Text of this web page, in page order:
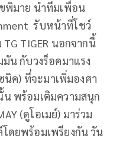
พิมาย นำทีมเพื่อน
รับหน้าที่โชว์
TIGER นอกจากนี้
น กับวงร็อคมาแรง
นิค) ที่จะมาเพิ่มองศา
พร้อมเติมความสนุก
(ดูโอเมย์) มาร่วม
ดยพร้อมเพรียงกัน วัน